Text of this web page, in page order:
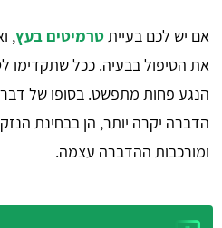
אם יש לכם בעיית טרמיטים בעץ,
את הטיפול בבעיה. ככל שתקדימו
הנגע פחות מתפשט. בסופו של
הדברה יקרה יותר, הן בבחינת
ומורכבות ההדברה עצמה.